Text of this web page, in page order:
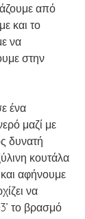
από
και το
να
στην
ένα
μαζί με
δυνατή
κουτάλα
αφήνουμε
να
το βρασμό